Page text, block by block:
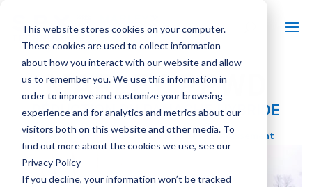
This website stores cookies on your computer.
These cookies are used to collect information
about how you interact with our website and allow
us to remember you. We use this information in
order to improve and customize your browsing
experience and for analytics and metrics about our
visitors both on this website and other media. To
find out more about the cookies we use, see our
Privacy Policy
If you decline, your information won’t be tracked
MARLEY PPWD
RÉDUCTION DU PANACHE HYBRIDE
Marque: Marly| Type de produit:Tours de refroidissement